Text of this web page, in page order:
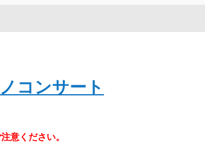
コンサート
意ください。